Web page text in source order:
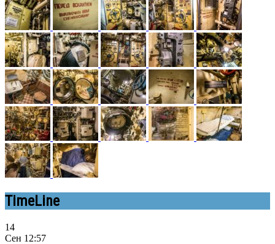
TimeLine
14
Сен 12:57